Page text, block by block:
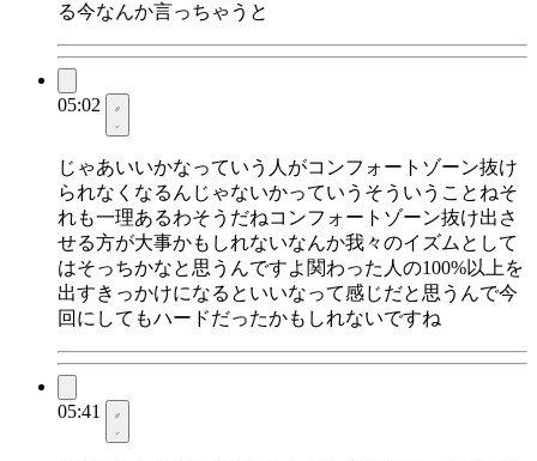
る今なんか言っちゃうと
05:02
じゃあいいかなっていう人がコンフォートゾーン抜け
られなくなるんじゃないかっていうそういうことねそ
れも一理あるわそうだねコンフォートゾーン抜け出さ
せる方が大事かもしれないなんか我々のイズムとして
はそっちかなと思うんですよ関わった人の100%以上を
出すきっかけになるといいなって感じだと思うんで今
回にしてもハードだったかもしれないですね
05:41